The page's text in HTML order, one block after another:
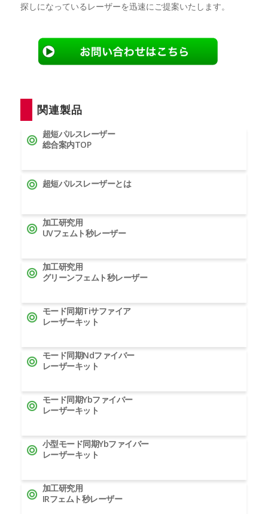
探しになっているレーザーを迅速にご提案いたします。
関連製品
超短パルスレーザー
総合案内TOP
超短パルスレーザーとは
加工研究用
UVフェムト秒レーザー
加工研究用
グリーンフェムト秒レーザー
モード同期Tiサファイア
レーザーキット
モード同期Ndファイバー
レーザーキット
モード同期Ybファイバー
レーザーキット
小型モード同期Ybファイバー
レーザーキット
加工研究用
IRフェムト秒レーザー